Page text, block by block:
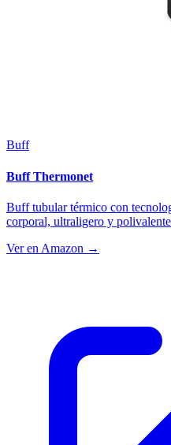
Buff
Buff Thermonet
Buff tubular térmico con
corporal, ultraligero y
Ver en Amazon →